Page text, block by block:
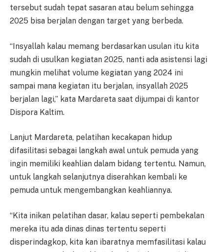
tersebut sudah tepat sasaran atau belum sehingga
2025 bisa berjalan dengan target yang berbeda.
“Insyallah kalau memang berdasarkan usulan itu kita
sudah di usulkan kegiatan 2025, nanti ada asistensi lagi
mungkin melihat volume kegiatan yang 2024 ini
sampai mana kegiatan itu berjalan, insyallah 2025
berjalan lagi,” kata Mardareta saat dijumpai di kantor
Dispora Kaltim.
Lanjut Mardareta, pelatihan kecakapan hidup
difasilitasi sebagai langkah awal untuk pemuda yang
ingin memiliki keahlian dalam bidang tertentu. Namun,
untuk langkah selanjutnya diserahkan kembali ke
pemuda untuk mengembangkan keahliannya.
“Kita inikan pelatihan dasar, kalau seperti pembekalan
mereka itu ada dinas dinas tertentu seperti
disperindagkop, kita kan ibaratnya memfasilitasi kalau